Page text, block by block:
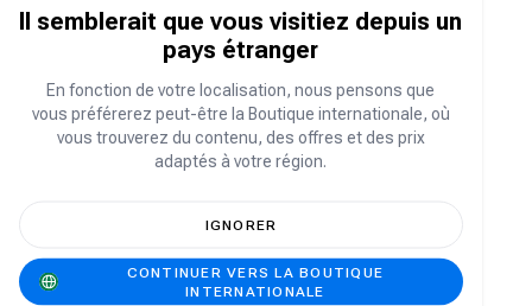
Se connecter
Il semblerait que vous visitiez depuis un
pays étranger
En fonction de votre localisation, nous pensons que
vous préférerez peut-être la Boutique internationale, où
vous trouverez du contenu, des offres et des prix
adaptés à votre région.
IGNORER
CONTINUER VERS LA BOUTIQUE
INTERNATIONALE